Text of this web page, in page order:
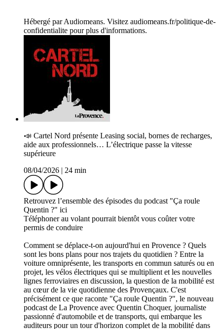
Hébergé par Audiomeans. Visitez audiomeans.fr/politique-de-
confidentialite pour plus d'informations.
📣 Cartel Nord présente Leasing social, bornes de recharges,
aide aux professionnels… L’électrique passe la vitesse
supérieure
08/04/2026
24 min
Retrouvez l’ensemble des épisodes du podcast "Ça roule
Quentin ?" ici
Téléphoner au volant pourrait bientôt vous coûter votre
permis de conduire
Comment se déplace-t-on aujourd'hui en Provence ? Quels
sont les bons plans pour nos trajets du quotidien ? Entre la
voiture omniprésente, les transports en commun saturés ou en
projet, les vélos électriques qui se multiplient et les nouvelles
lignes ferroviaires en discussion, la question de la mobilité est
au cœur de la vie quotidienne des Provençaux. C'est
précisément ce que raconte "Ça roule Quentin ?", le nouveau
podcast de La Provence avec Quentin Choquer, journaliste
passionné d'automobile et de transports, qui embarque les
auditeurs pour un tour d'horizon complet de la mobilité dans